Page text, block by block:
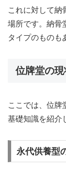
これに対して納
場所です。納骨
タイプのものも
位牌堂の現
ここでは、位牌
基礎知識を紹介
永代供養型